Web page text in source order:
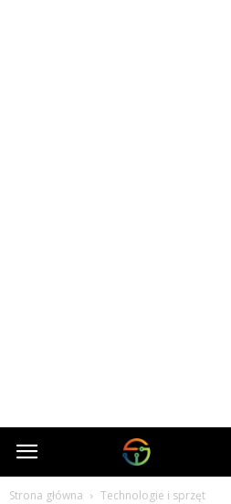
Cybertec.pl
Strona główna Technologie i sprzęt